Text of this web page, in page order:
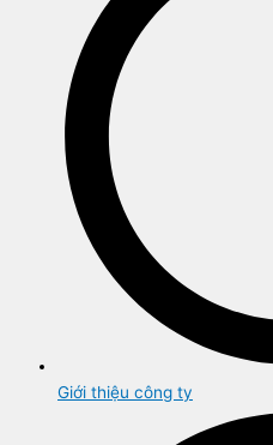
Giới thiệu công ty